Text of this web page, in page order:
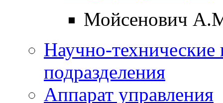
Мойсенович
Научно-технические
подразделения
Аппарат управления